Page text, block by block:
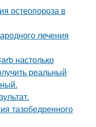
остеопороза в
лечения
настолько
реальный
тазобедренного